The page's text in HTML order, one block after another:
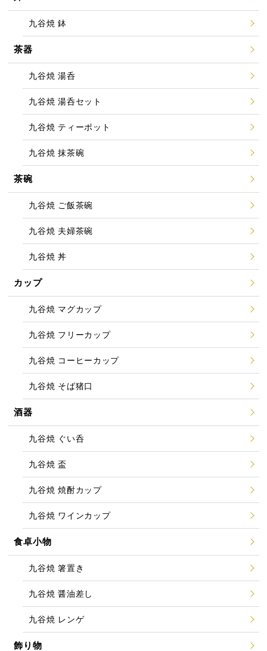
九谷焼 鉢
茶器
九谷焼 湯呑
九谷焼 湯呑セット
九谷焼 ティーポット
九谷焼 抹茶碗
茶碗
九谷焼 ご飯茶碗
九谷焼 夫婦茶碗
九谷焼 丼
カップ
九谷焼 マグカップ
九谷焼 フリーカップ
九谷焼 コーヒーカップ
九谷焼 そば猪口
酒器
九谷焼 ぐい呑
九谷焼 盃
九谷焼 焼酎カップ
九谷焼 ワインカップ
食卓小物
九谷焼 箸置き
九谷焼 醤油差し
九谷焼 レンゲ
飾り物